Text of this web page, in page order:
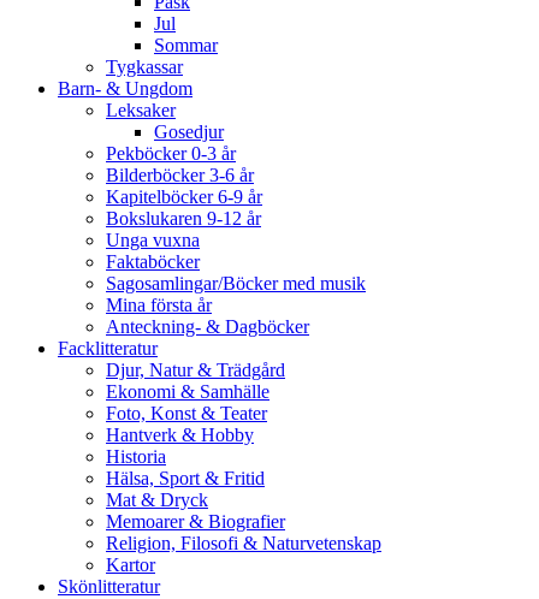
Jul
Sommar
Tygkassar
Barn- & Ungdom
Leksaker
Gosedjur
Pekböcker 0-3 år
Bilderböcker 3-6 år
Kapitelböcker 6-9 år
Bokslukaren 9-12 år
Unga vuxna
Faktaböcker
Sagosamlingar/Böcker med musik
Mina första år
Anteckning- & Dagböcker
Facklitteratur
Djur, Natur & Trädgård
Ekonomi & Samhälle
Foto, Konst & Teater
Hantverk & Hobby
Historia
Hälsa, Sport & Fritid
Mat & Dryck
Memoarer & Biografier
Religion, Filosofi & Naturvetenskap
Kartor
Skönlitteratur